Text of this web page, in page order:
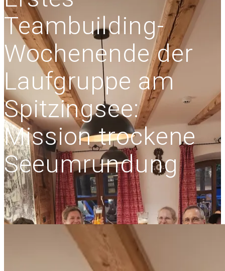
Teambuilding-
Wochenende der
Laufgruppe am
Spitzingsee:
Mission trockene
Seeumrundung